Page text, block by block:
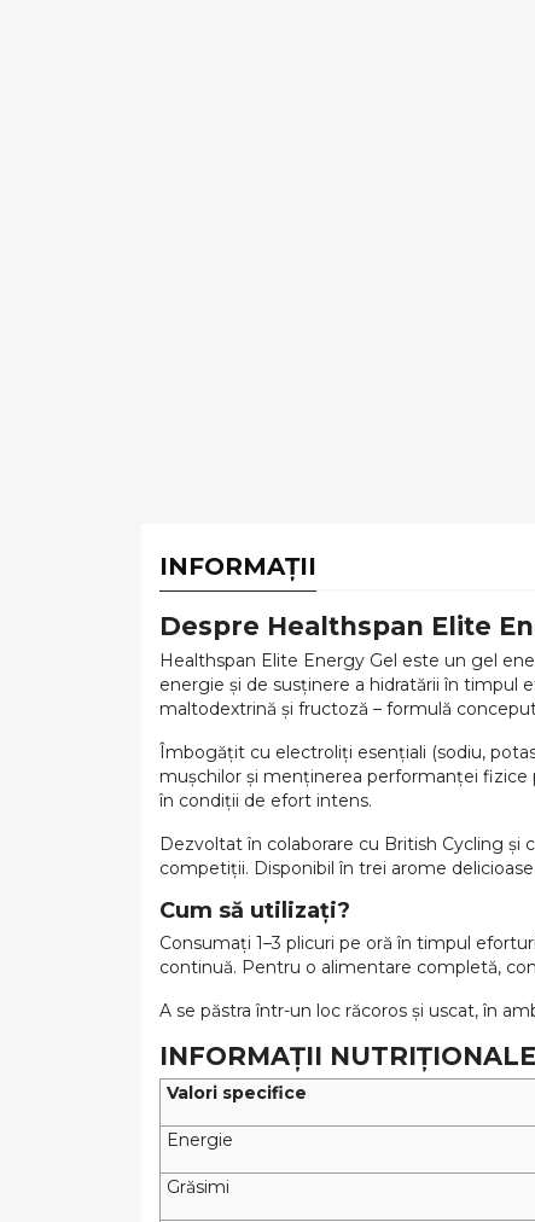
INFORMAȚII
Despre Healthspan Elite
Healthspan Elite Energy Gel este un gel
energie și de susținere a hidratării în timpul
maltodextrină și fructoză – formulă
Îmbogățit cu electroliți esențiali (sodiu,
mușchilor și menținerea performanței fizice
în condiții de efort intens.
Dezvoltat în colaborare cu British Cycling
competiții. Disponibil în trei arome
Cum să utilizați?
Consumați 1–3 plicuri pe oră în timpul
continuă. Pentru o alimentare completă,
A se păstra într-un loc răcoros și uscat, în
INFORMAȚII NUTRIȚIONALE
Valori specifice
Energie
Grăsimi